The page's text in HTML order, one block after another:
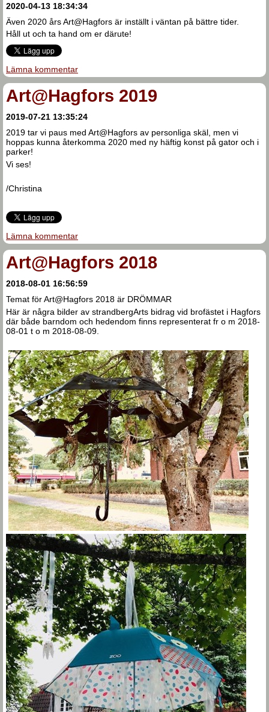
2020-04-13 18:34:34
Även 2020 års Art@Hagfors är inställt i väntan på bättre tider.
Håll ut och ta hand om er därute!
Lämna kommentar
Art@Hagfors 2019
2019-07-21 13:35:24
2019 tar vi paus med Art@Hagfors av personliga skäl, men vi
hoppas kunna återkomma 2020 med ny häftig konst på gator och i
parker!
Vi ses!
/Christina
Lämna kommentar
Art@Hagfors 2018
2018-08-01 16:56:59
Temat för Art@Hagfors 2018 är DRÖMMAR
Här är några bilder av strandbergArts bidrag vid brofästet i Hagfors
där både barndom och hedendom finns representerat fr o m 2018-
08-01 t o m 2018-08-09.